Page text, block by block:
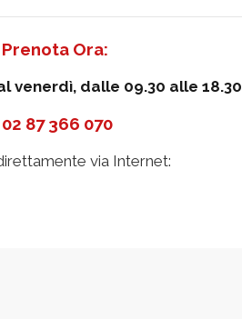
Prenota Ora:
venerdì, dalle 09.30 alle 18.30
02 87 366 070
via Internet: